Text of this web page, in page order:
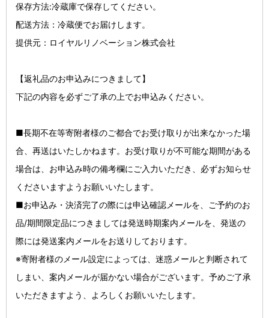
保存方法:冷蔵庫で保存してください。
配送方法：冷蔵便でお届けします。
提供元：ロイヤルリノベーション株式会社
【返礼品のお申込みにつきまして】
下記の内容を必ずご了承の上でお申込みください。
■長期不在等寄附者様のご都合でお受け取りが出来なかった場
合、再送はいたしかねます。お受け取りが不可能な期間がある
場合は、お申込み時の備考欄にご入力いただき、必ずお知らせ
くださいますようお願いいたします。
■お申込み・決済完了の際には申込確認メールを、ご予約のお
品/期間限定品につきましては発送時期案内メールを、発送の
際には発送案内メールをお送りしております。
※寄附者様のメール設定によっては、迷惑メールと判断されて
しまい、案内メールが届かない場合がございます。予めご了承
いただきますよう、よろしくお願いいたします。